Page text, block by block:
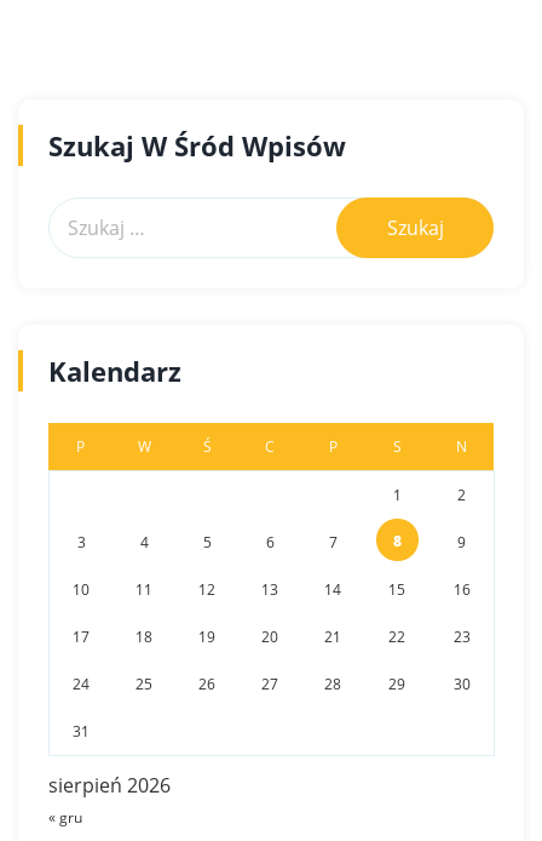
Szukaj W Śród Wpisów
Kalendarz
sierpień 2026
P W Ś C P S N
1 2
3 4 5 6 7 8 9
10 11 12 13 14 15 16
17 18 19 20 21 22 23
24 25 26 27 28 29 30
31
« gru